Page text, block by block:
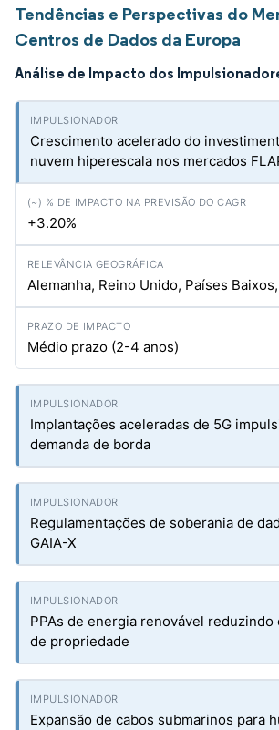
Tendências e Perspectivas do
Centros de Dados da Europa
Análise de Impacto dos
Crescimento acelerado do
nuvem hiperescala nos mercados
+3.20%
Alemanha, Reino Unido, Países
Médio prazo (2-4 anos)
Implantações aceleradas de 5G
demanda de borda
Regulamentações de soberania de
GAIA-X
PPAs de energia renovável reduzindo
de propriedade
Expansão de cabos submarinos para